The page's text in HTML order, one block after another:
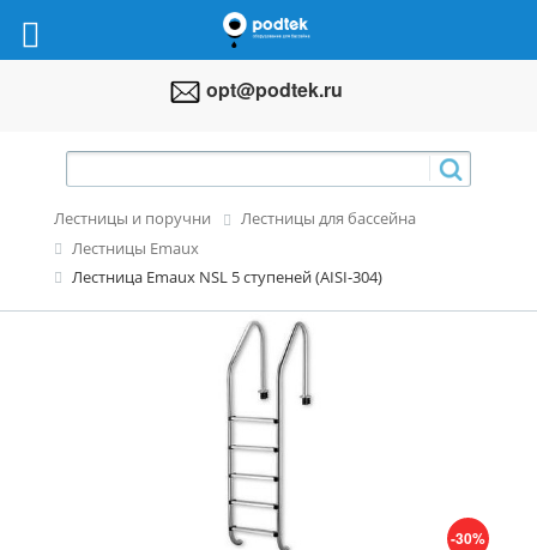
opt@podtek.ru
Лестницы и поручни
Лестницы для бассейна
Лестницы Emaux
Лестница Emaux NSL 5 ступеней (AISI-304)
-30%